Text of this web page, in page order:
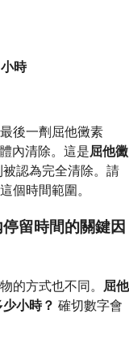
時
後一劑屈他黴素
內清除。這是屈他黴
被認為完全清除。請
個時間範圍。
留時間的關鍵因
的方式也不同。
屈他
小時？ 確切數字會